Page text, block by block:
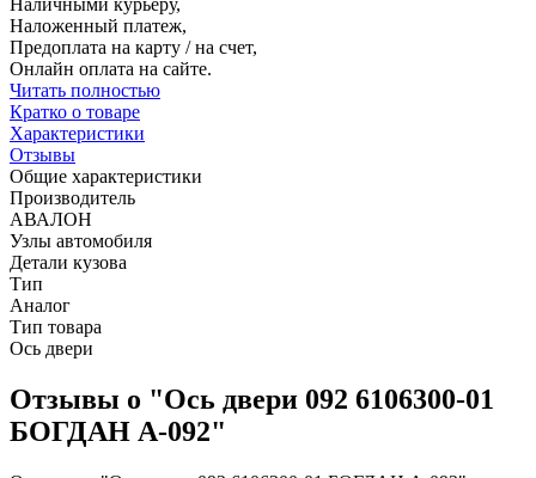
Наличными курьеру,
Наложенный платеж,
Предоплата на карту / на счет,
Онлайн оплата на сайте.
Читать полностью
Кратко о товаре
Характеристики
Отзывы
Общие характеристики
Производитель
АВАЛОН
Узлы автомобиля
Детали кузова
Тип
Аналог
Тип товара
Ось двери
Отзывы о "Ось двери 092 6106300-01
БОГДАН А-092"